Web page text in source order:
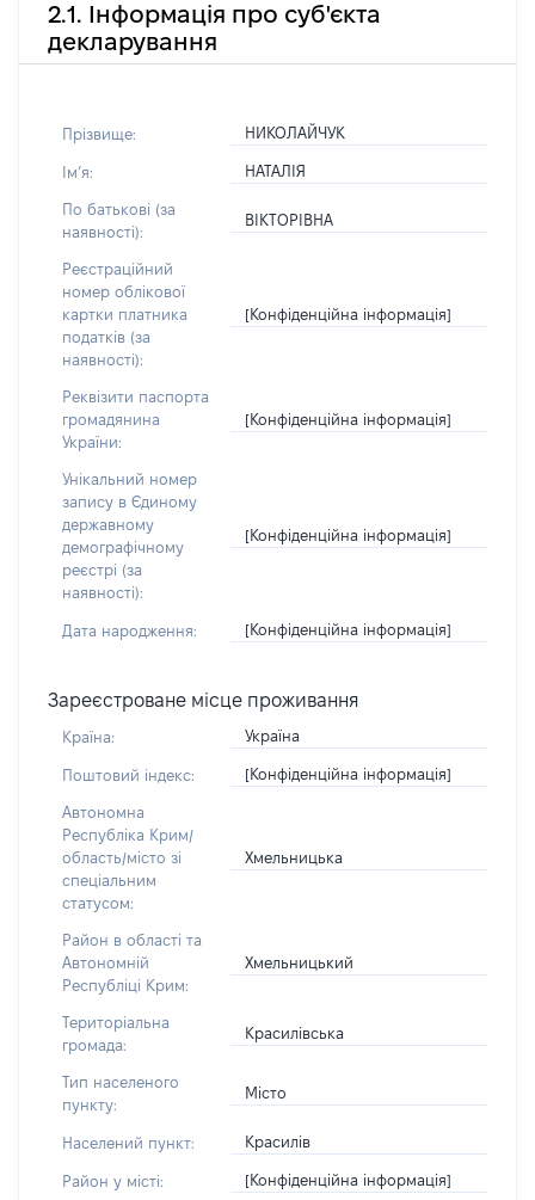
2.1. Інформація про суб'єкта
декларування
Прізвище: НИКОЛАЙЧУК
Імʼя: НАТАЛІЯ
По батькові (за
наявності):
ВІКТОРІВНА
Реєстраційний
номер облікової
картки платника
податків (за
наявності):
[Конфіденційна інформація]
Реквізити паспорта
громадянина
України:
[Конфіденційна інформація]
Унікальний номер
запису в Єдиному
державному
демографічному
реєстрі (за
наявності):
[Конфіденційна інформація]
Дата народження: [Конфіденційна інформація]
Зареєстроване місце проживання
Країна: Україна
Поштовий індекс: [Конфіденційна інформація]
Автономна
Республіка Крим/
область/місто зі
спеціальним
статусом:
Хмельницька
Район в області та
Автономній
Республіці Крим:
Хмельницький
Територіальна
громада:
Красилівська
Тип населеного
пункту:
Місто
Населений пункт: Красилів
Район у місті: [Конфіденційна інформація]